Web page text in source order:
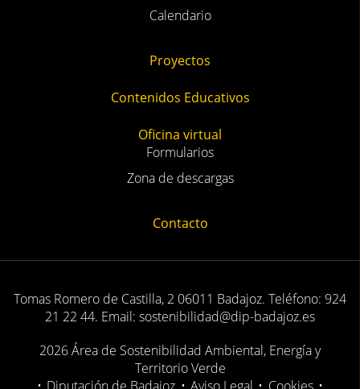
Calendario
Proyectos
Contenidos Educativos
Oficina virtual
Formularios
Zona de descargas
Contacto
Tomas Romero de Castilla, 2 06011 Badajoz. Teléfono: 924
21 22 44. Email: sostenibilidad@dip-badajoz.es
2026 Área de Sostenibilidad Ambiental, Energía y
Territorio Verde